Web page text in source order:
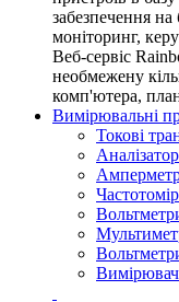
забезпечення на
моніторинг,
Веб-сервіс
необмежену
комп'ютера,
Вимірювальні
Токові